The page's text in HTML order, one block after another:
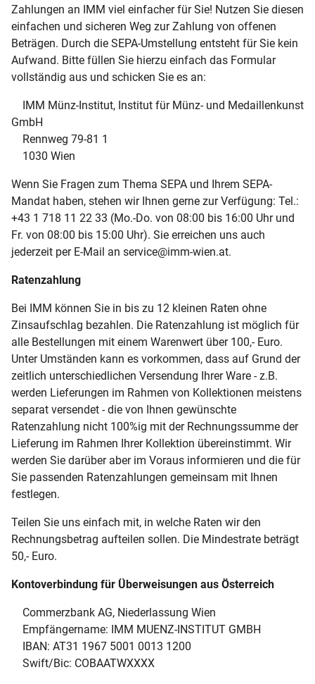
Zahlungen an IMM viel einfacher für Sie! Nutzen Sie diesen
einfachen und sicheren Weg zur Zahlung von offenen
Beträgen. Durch die SEPA-Umstellung entsteht für Sie kein
Aufwand. Bitte füllen Sie hierzu einfach das Formular
vollständig aus und schicken Sie es an:
IMM Münz-Institut, Institut für Münz- und Medaillenkunst
GmbH
Rennweg 79-81 1
1030 Wien
Wenn Sie Fragen zum Thema SEPA und Ihrem SEPA-
Mandat haben, stehen wir Ihnen gerne zur Verfügung: Tel.:
+43 1 718 11 22 33 (Mo.-Do. von 08:00 bis 16:00 Uhr und
Fr. von 08:00 bis 15:00 Uhr). Sie erreichen uns auch
jederzeit per E-Mail an service@imm-wien.at.
Ratenzahlung
Bei IMM können Sie in bis zu 12 kleinen Raten ohne
Zinsaufschlag bezahlen. Die Ratenzahlung ist möglich für
alle Bestellungen mit einem Warenwert über 100,- Euro.
Unter Umständen kann es vorkommen, dass auf Grund der
zeitlich unterschiedlichen Versendung Ihrer Ware - z.B.
werden Lieferungen im Rahmen von Kollektionen meistens
separat versendet - die von Ihnen gewünschte
Ratenzahlung nicht 100%ig mit der Rechnungssumme der
Lieferung im Rahmen Ihrer Kollektion übereinstimmt. Wir
werden Sie darüber aber im Voraus informieren und die für
Sie passenden Ratenzahlungen gemeinsam mit Ihnen
festlegen.
Teilen Sie uns einfach mit, in welche Raten wir den
Rechnungsbetrag aufteilen sollen. Die Mindestrate beträgt
50,- Euro.
Kontoverbindung für Überweisungen aus Österreich
Commerzbank AG, Niederlassung Wien
Empfängername: IMM MUENZ-INSTITUT GMBH
IBAN: AT31 1967 5001 0013 1200
Swift/Bic: COBAATWXXXX